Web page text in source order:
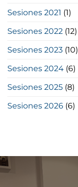
Sesiones 2021 (1)
Sesiones 2022 (12)
Sesiones 2023 (10)
Sesiones 2024 (6)
Sesiones 2025 (8)
Sesiones 2026 (6)